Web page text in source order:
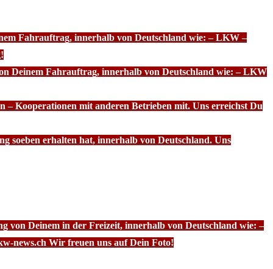
Fahrauftrag, innerhalb von Deutschland wie: – LKW –
Deinem Fahrauftrag, innerhalb von Deutschland wie: – LKW
– Kooperationen mit anderen Betrieben mit. Uns erreichst Du
soeben erhalten hat, innerhalb von Deutschland. Uns
von Deinem in der Freizeit, innerhalb von Deutschland wie: –
news.ch Wir freuen uns auf Dein Foto!